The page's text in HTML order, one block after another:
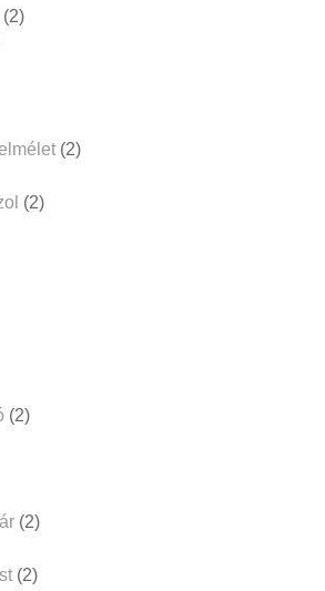
(2)
(2)
(2)
(2)
(2)
(2)